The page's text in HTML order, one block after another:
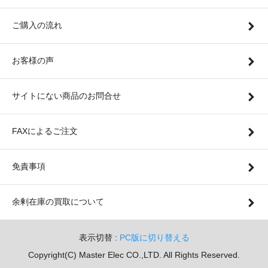
ご購入の流れ
お客様の声
サイトにない商品のお問合せ
FAXによるご注文
免責事項
余剰在庫の買取について
表示切替 : PC版に切り替える
Copyright(C) Master Elec CO.,LTD. All Rights Reserved.